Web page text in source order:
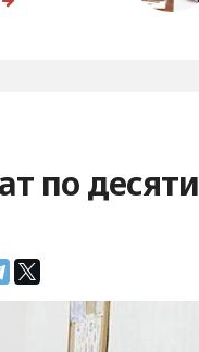
по десяти